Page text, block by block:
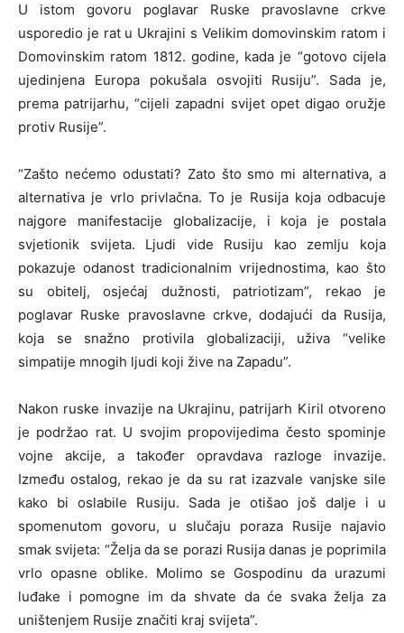
U istom govoru poglavar Ruske pravoslavne crkve
usporedio je rat u Ukrajini s Velikim domovinskim ratom i
Domovinskim ratom 1812. godine, kada je “gotovo cijela
ujedinjena Europa pokušala osvojiti Rusiju”. Sada je,
prema patrijarhu, “cijeli zapadni svijet opet digao oružje
protiv Rusije”.
“Zašto nećemo odustati? Zato što smo mi alternativa, a
alternativa je vrlo privlačna. To je Rusija koja odbacuje
najgore manifestacije globalizacije, i koja je postala
svjetionik svijeta. Ljudi vide Rusiju kao zemlju koja
pokazuje odanost tradicionalnim vrijednostima, kao što
su obitelj, osjećaj dužnosti, patriotizam”, rekao je
poglavar Ruske pravoslavne crkve, dodajući da Rusija,
koja se snažno protivila globalizaciji, uživa “velike
simpatije mnogih ljudi koji žive na Zapadu”.
Nakon ruske invazije na Ukrajinu, patrijarh Kiril otvoreno
je podržao rat. U svojim propovijedima često spominje
vojne akcije, a također opravdava razloge invazije.
Između ostalog, rekao je da su rat izazvale vanjske sile
kako bi oslabile Rusiju. Sada je otišao još dalje i u
spomenutom govoru, u slučaju poraza Rusije najavio
smak svijeta: “Želja da se porazi Rusija danas je poprimila
vrlo opasne oblike. Molimo se Gospodinu da urazumi
luđake i pomogne im da shvate da će svaka želja za
uništenjem Rusije značiti kraj svijeta”.